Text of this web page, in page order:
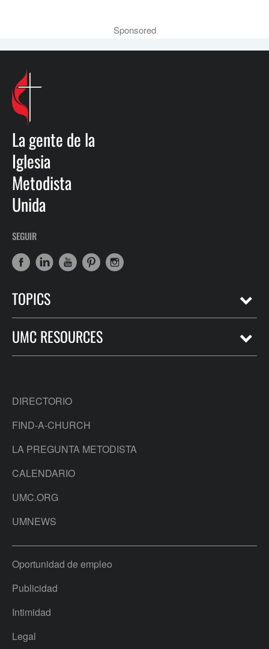
Sponsored
La gente de la
Iglesia
Metodista
Unida
SEGUIR
TOPICS
UMC RESOURCES
DIRECTORIO
FIND-A-CHURCH
LA PREGUNTA METODISTA
CALENDARIO
UMC.ORG
UMNEWS
Oportunidad de empleo
Publicidad
Intimidad
Legal